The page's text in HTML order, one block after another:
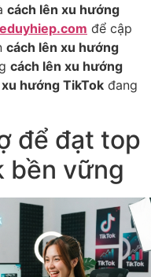
cách lên xu hướng
để cập
cách lên xu hướng
cách lên xu hướng
hướng TikTok đang
để đạt top
bền vững